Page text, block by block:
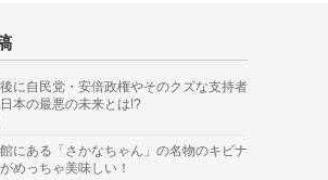
に自民党・安倍政権やそのクズな支持者
本の最悪の未来とは!?
にある「さかなちゃん」の名物のキビナ
めっちゃ美味しい！